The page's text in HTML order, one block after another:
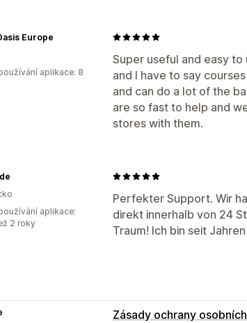
Super useful and easy
and I have to say
and can do a lot of the
are so fast to help and
stores with them.
Europe
aplikace: 8
Perfekter Support. Wir
direkt innerhalb von 24
Traum! Ich bin seit
aplikace:
2 roky
Zásady ochrany